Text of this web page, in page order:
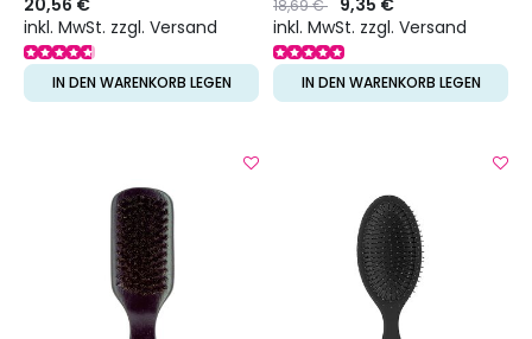
20,56 €
inkl. MwSt. zzgl. Versand
IN DEN WARENKORB LEGEN
18,69 €
9,35 €
inkl. MwSt. zzgl. Versand
IN DEN WARENKORB LEGEN